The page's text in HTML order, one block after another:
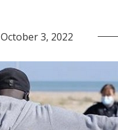
October 3, 2022